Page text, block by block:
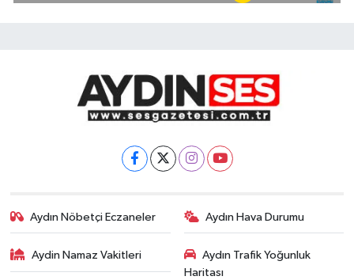
Aydın Nöbetçi Eczaneler Aydın Hava Durumu
Aydin Namaz Vakitleri
Aydın Trafik Yoğunluk
Haritası